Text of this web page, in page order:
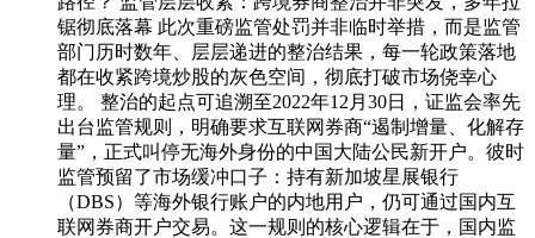
锯彻底落幕 此次重磅监管处罚并非临时举措，而是监管
部门历时数年、层层递进的整治结果，每一轮政策落地
都在收紧跨境炒股的灰色空间，彻底打破市场侥幸心
理。 整治的起点可追溯至2022年12月30日，证监会率先
出台监管规则，明确要求互联网券商“遏制增量、化解存
量”，正式叫停无海外身份的中国大陆公民新开户。彼时
监管预留了市场缓冲口子：持有新加坡星展银行
（DBS）等海外银行账户的内地用户，仍可通过国内互
联网券商开户交易。这一规则的核心逻辑在于，国内监